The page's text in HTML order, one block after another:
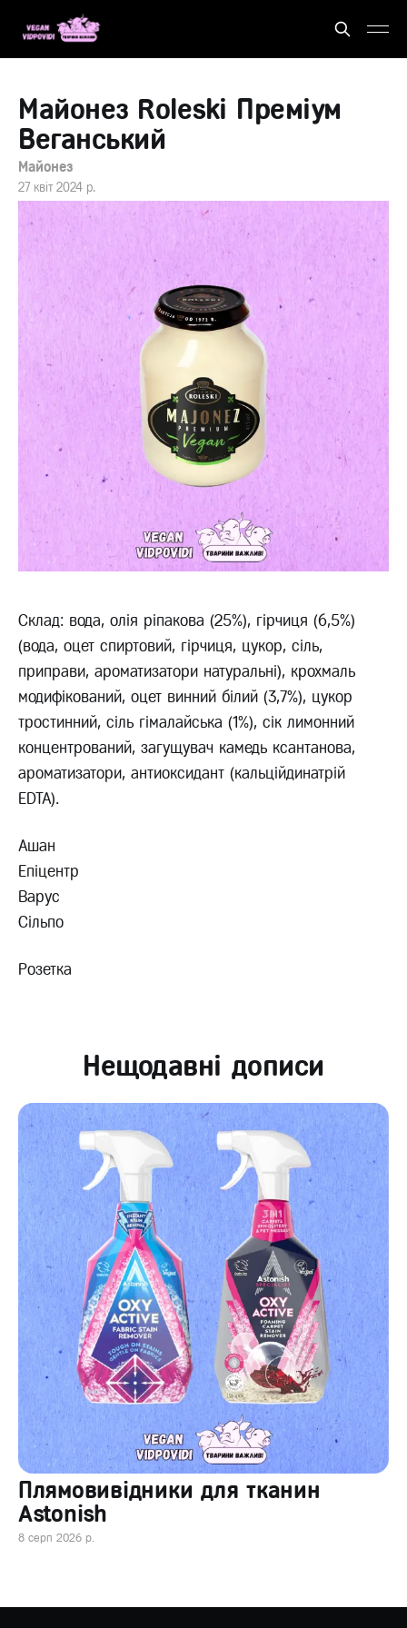
Майонез Roleski Преміум
Веганський
Майонез
27 квіт 2024 р.
Склад: вода, олія ріпакова (25%), гірчиця (6,5%)
(вода, оцет спиртовий, гірчиця, цукор, сіль,
приправи, ароматизатори натуральні), крохмаль
модифікований, оцет винний білий (3,7%), цукор
тростинний, сіль гімалайська (1%), сік лимонний
концентрований, загущувач камедь ксантанова,
ароматизатори, антиоксидант (кальційдинатрій
EDTA).
Ашан
Епіцентр
Варус
Сільпо
Розетка
Нещодавні дописи
Плямовивідники для тканин
Astonish
8 серп 2026 р.